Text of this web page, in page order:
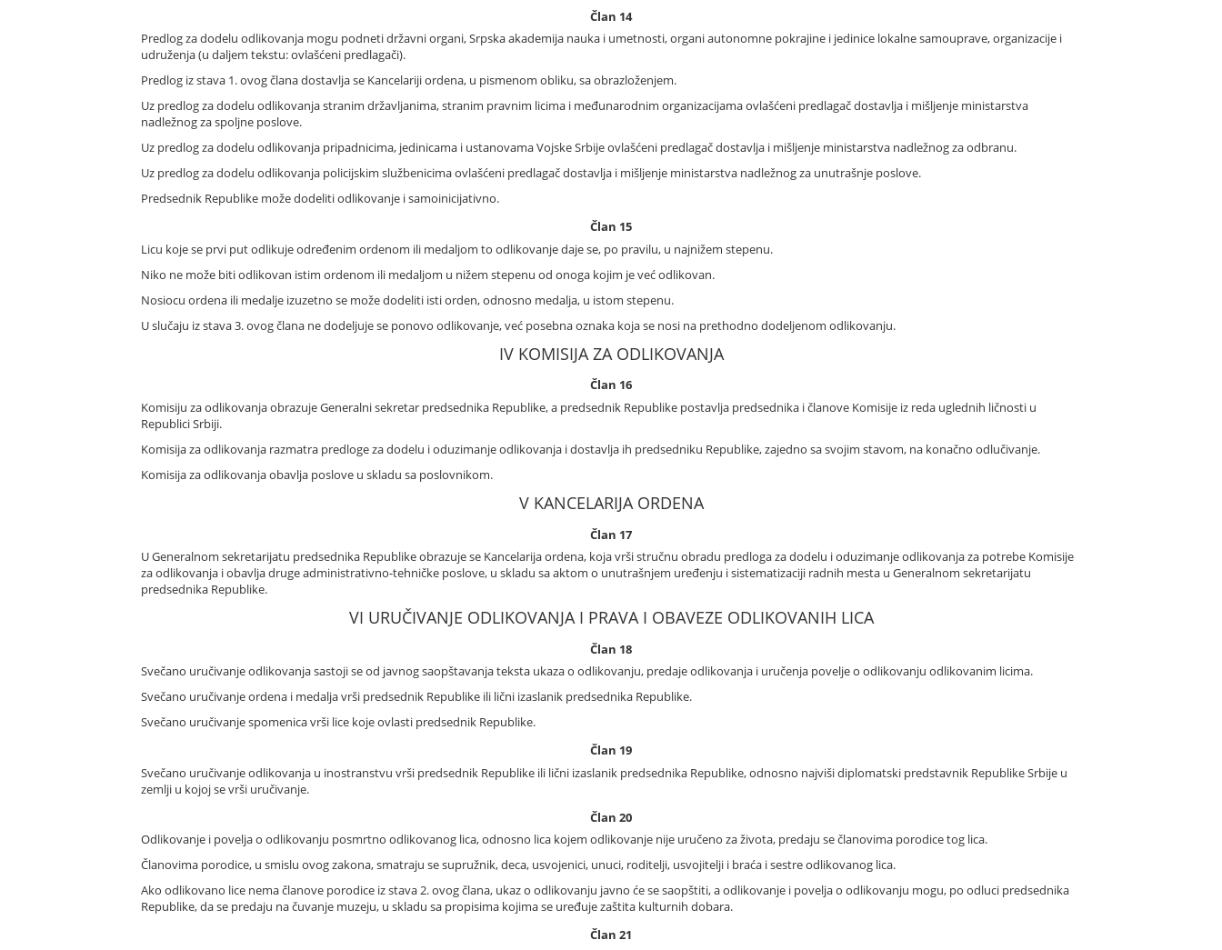
Član 14
Predlog za dodelu odlikovanja mogu podneti državni organi, Srpska akademija nauka i umetnosti, organi autonomne pokrajine i jedinice lokalne samouprave, organizacije i
udruženja (u daljem tekstu: ovlašćeni predlagači).
Predlog iz stava 1. ovog člana dostavlja se Kancelariji ordena, u pismenom obliku, sa obrazloženjem.
Uz predlog za dodelu odlikovanja stranim državljanima, stranim pravnim licima i međunarodnim organizacijama ovlašćeni predlagač dostavlja i mišljenje ministarstva
nadležnog za spoljne poslove.
Uz predlog za dodelu odlikovanja pripadnicima, jedinicama i ustanovama Vojske Srbije ovlašćeni predlagač dostavlja i mišljenje ministarstva nadležnog za odbranu.
Uz predlog za dodelu odlikovanja policijskim službenicima ovlašćeni predlagač dostavlja i mišljenje ministarstva nadležnog za unutrašnje poslove.
Predsednik Republike može dodeliti odlikovanje i samoinicijativno.
Član 15
Licu koje se prvi put odlikuje određenim ordenom ili medaljom to odlikovanje daje se, po pravilu, u najnižem stepenu.
Niko ne može biti odlikovan istim ordenom ili medaljom u nižem stepenu od onoga kojim je već odlikovan.
Nosiocu ordena ili medalje izuzetno se može dodeliti isti orden, odnosno medalja, u istom stepenu.
U slučaju iz stava 3. ovog člana ne dodeljuje se ponovo odlikovanje, već posebna oznaka koja se nosi na prethodno dodeljenom odlikovanju.
IV KOMISIJA ZA ODLIKOVANJA
Član 16
Komisiju za odlikovanja obrazuje Generalni sekretar predsednika Republike, a predsednik Republike postavlja predsednika i članove Komisije iz reda uglednih ličnosti u
Republici Srbiji.
Komisija za odlikovanja razmatra predloge za dodelu i oduzimanje odlikovanja i dostavlja ih predsedniku Republike, zajedno sa svojim stavom, na konačno odlučivanje.
Komisija za odlikovanja obavlja poslove u skladu sa poslovnikom.
V KANCELARIJA ORDENA
Član 17
U Generalnom sekretarijatu predsednika Republike obrazuje se Kancelarija ordena, koja vrši stručnu obradu predloga za dodelu i oduzimanje odlikovanja za potrebe Komisije
za odlikovanja i obavlja druge administrativno-tehničke poslove, u skladu sa aktom o unutrašnjem uređenju i sistematizaciji radnih mesta u Generalnom sekretarijatu
predsednika Republike.
VI URUČIVANJE ODLIKOVANJA I PRAVA I OBAVEZE ODLIKOVANIH LICA
Član 18
Svečano uručivanje odlikovanja sastoji se od javnog saopštavanja teksta ukaza o odlikovanju, predaje odlikovanja i uručenja povelje o odlikovanju odlikovanim licima.
Svečano uručivanje ordena i medalja vrši predsednik Republike ili lični izaslanik predsednika Republike.
Svečano uručivanje spomenica vrši lice koje ovlasti predsednik Republike.
Član 19
Svečano uručivanje odlikovanja u inostranstvu vrši predsednik Republike ili lični izaslanik predsednika Republike, odnosno najviši diplomatski predstavnik Republike Srbije u
zemlji u kojoj se vrši uručivanje.
Član 20
Odlikovanje i povelja o odlikovanju posmrtno odlikovanog lica, odnosno lica kojem odlikovanje nije uručeno za života, predaju se članovima porodice tog lica.
Članovima porodice, u smislu ovog zakona, smatraju se supružnik, deca, usvojenici, unuci, roditelji, usvojitelji i braća i sestre odlikovanog lica.
Ako odlikovano lice nema članove porodice iz stava 2. ovog člana, ukaz o odlikovanju javno će se saopštiti, a odlikovanje i povelja o odlikovanju mogu, po odluci predsednika
Republike, da se predaju na čuvanje muzeju, u skladu sa propisima kojima se uređuje zaštita kulturnih dobara.
Član 21